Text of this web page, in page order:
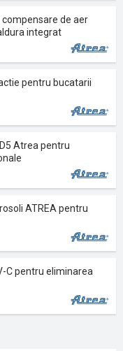
compensare de aer
integrat
pentru bucatarii
Atrea pentru
ATREA pentru
C pentru eliminarea